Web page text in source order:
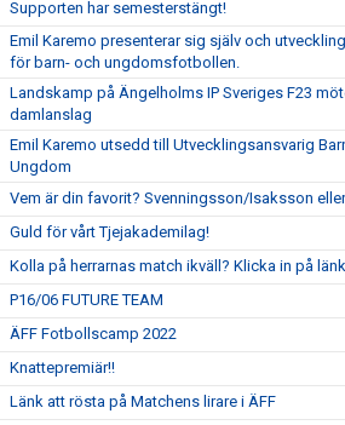
Supporten har semesterstängt!
Emil Karemo presenterar sig själv och
för barn- och ungdomsfotbollen.
Landskamp på Ängelholms IP Sveriges F23
damlanslag
Emil Karemo utsedd till Utvecklingsansvarig
Ungdom
Vem är din favorit? Svenningsson/Isaksson
Guld för vårt Tjejakademilag!
Kolla på herrarnas match ikväll? Klicka in på
P16/06 FUTURE TEAM
ÄFF Fotbollscamp 2022
Knattepremiär!!
Länk att rösta på Matchens lirare i ÄFF